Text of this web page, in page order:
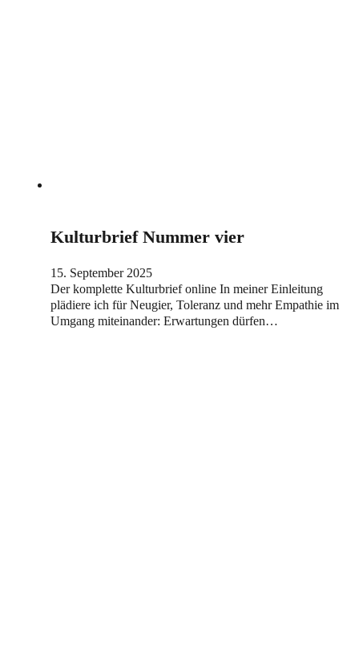
Kulturbrief Nummer vier
15. September 2025
Der komplette Kulturbrief online In meiner Einleitung
plädiere ich für Neugier, Toleranz und mehr Empathie im
Umgang miteinander: Erwartungen dürfen…